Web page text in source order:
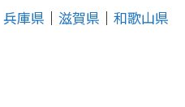
兵庫県 │ 滋賀県 │ 和歌山県